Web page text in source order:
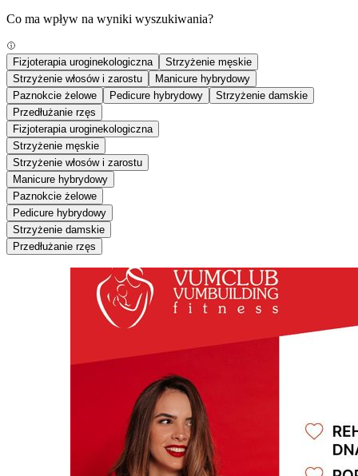
Co ma wpływ na wyniki wyszukiwania?
Fizjoterapia uroginekologiczna
Strzyżenie męskie
Strzyżenie włosów i zarostu
Manicure hybrydowy
Paznokcie żelowe
Pedicure hybrydowy
Strzyżenie damskie
Przedłużanie rzęs
Fizjoterapia uroginekologiczna
Strzyżenie męskie
Strzyżenie włosów i zarostu
Manicure hybrydowy
Paznokcie żelowe
Pedicure hybrydowy
Strzyżenie damskie
Przedłużanie rzęs